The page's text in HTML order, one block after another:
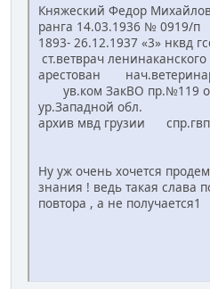
Княжеский Федор
ранга 14.03.1936 № 0919/п
1893- 26.12.1937 «3» нквд
ст.ветврач
арестован
ув.ком ЗакВО пр.№119
ур.Западной обл.
архив мвд грузии спр.гвп
Ну уж очень хочется
знания ! ведь такая слава
повтора , а не получается1